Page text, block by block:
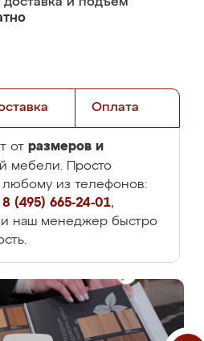
Оплата
от размеров и
мебели. Просто
любому из телефонов:
8 (495) 665-24-01,
и наш менеджер быстро